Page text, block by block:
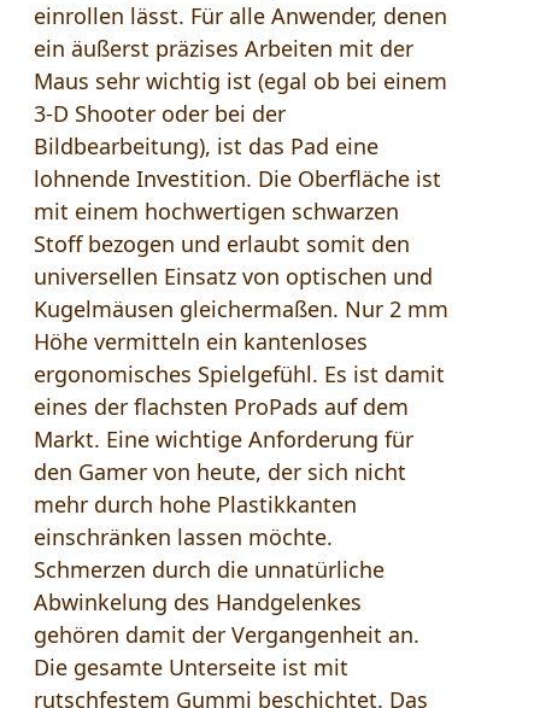
einrollen lässt. Für alle Anwender, denen
ein äußerst präzises Arbeiten mit der
Maus sehr wichtig ist (egal ob bei einem
3-D Shooter oder bei der
Bildbearbeitung), ist das Pad eine
lohnende Investition. Die Oberfläche ist
mit einem hochwertigen schwarzen
Stoff bezogen und erlaubt somit den
universellen Einsatz von optischen und
Kugelmäusen gleichermaßen. Nur 2 mm
Höhe vermitteln ein kantenloses
ergonomisches Spielgefühl. Es ist damit
eines der flachsten ProPads auf dem
Markt. Eine wichtige Anforderung für
den Gamer von heute, der sich nicht
mehr durch hohe Plastikkanten
einschränken lassen möchte.
Schmerzen durch die unnatürliche
Abwinkelung des Handgelenkes
gehören damit der Vergangenheit an.
Die gesamte Unterseite ist mit
rutschfestem Gummi beschichtet. Das